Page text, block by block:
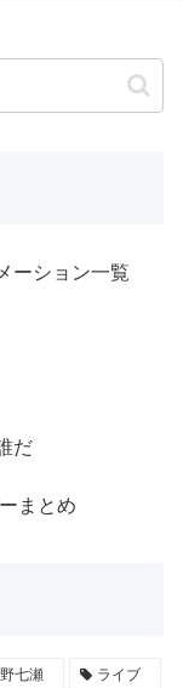
ーション一覧
だ
まとめ
七瀬 ライブ